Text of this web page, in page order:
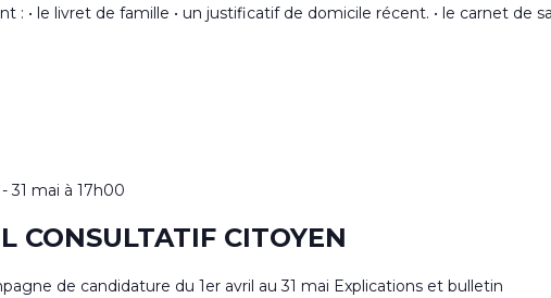
: • le livret de famille • un justificatif de domicile récent. • le carnet de
-31 mai à 17h00
CONSULTATIF CITOYEN
de candidature du 1er avril au 31 mai Explications et bulletin